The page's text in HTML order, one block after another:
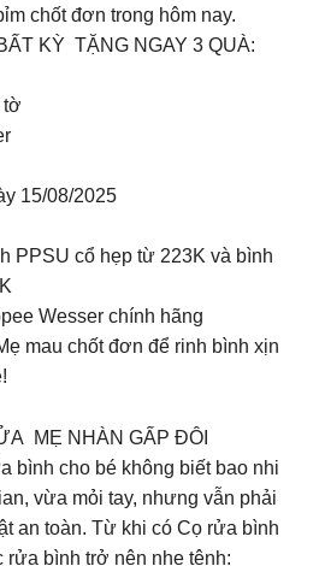
chốt đơn trong hôm nay.
KỲ TẶNG NGAY 3 QUÀ:
tờ
15/08/2025
PPSU cổ hẹp từ 223K và bình
Wesser chính hãng
mau chốt đơn để rinh bình xịn
MẸ NHÀN GẤP ĐÔI
bình cho bé không biết bao nhi
vừa mỏi tay, nhưng vẫn phải
an toàn. Từ khi có Cọ rửa bình
rửa bình trở nên nhẹ tênh: